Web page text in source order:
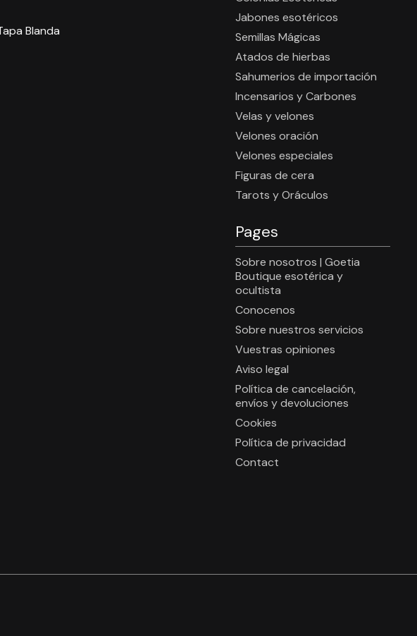
Blanda
Jabones esotéricos
Semillas Mágicas
Atados de hierbas
Sahumerios de importación
Incensarios y Carbones
Velas y velones
Velones oración
Velones especiales
Figuras de cera
Tarots y Oráculos
Pages
Sobre nosotros | Goetia
Boutique esotérica y
ocultista
Conocenos
Sobre nuestros servicios
Vuestras opiniones
Aviso legal
Política de cancelación,
envíos y devoluciones
Cookies
Política de privacidad
Contact